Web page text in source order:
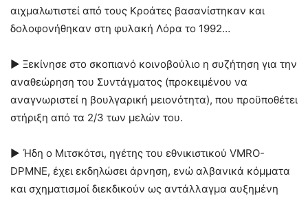
αιχμαλωτιστεί από τους Κροάτες βασανίστηκαν και
δολοφονήθηκαν στη φυλακή Λόρα το 1992…
► Ξεκίνησε στο σκοπιανό κοινοβούλιο η συζήτηση για την
αναθεώρηση του Συντάγματος (προκειμένου να
αναγνωριστεί η βουλγαρική μειονότητα), που προϋποθέτει
στήριξη από τα 2/3 των μελών του.
► Ήδη ο Μιτσκότσι, ηγέτης του εθνικιστικού VMRO-
DPMNE, έχει εκδηλώσει άρνηση, ενώ αλβανικά κόμματα
και σχηματισμοί διεκδικούν ως αντάλλαγμα αυξημένη